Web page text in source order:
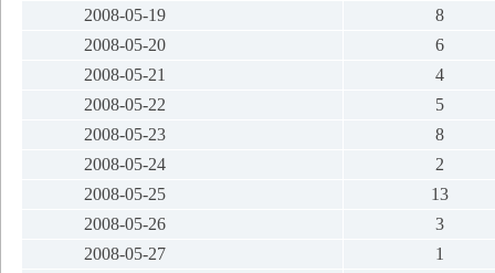
2008-05-19
8
2008-05-20
6
2008-05-21
4
2008-05-22
5
2008-05-23
8
2008-05-24
2
2008-05-25
13
2008-05-26
3
2008-05-27
1